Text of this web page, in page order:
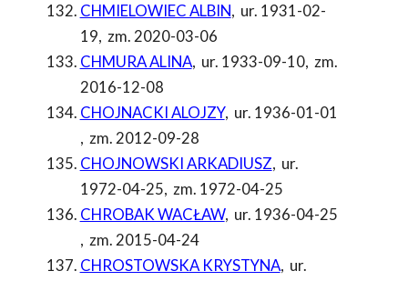
CHMIELOWIEC ALBIN, ur. 1931-02-
19, zm. 2020-03-06
CHMURA ALINA, ur. 1933-09-10, zm.
2016-12-08
CHOJNACKI ALOJZY, ur. 1936-01-01
, zm. 2012-09-28
CHOJNOWSKI ARKADIUSZ, ur.
1972-04-25, zm. 1972-04-25
CHROBAK WACŁAW, ur. 1936-04-25
, zm. 2015-04-24
CHROSTOWSKA KRYSTYNA, ur.